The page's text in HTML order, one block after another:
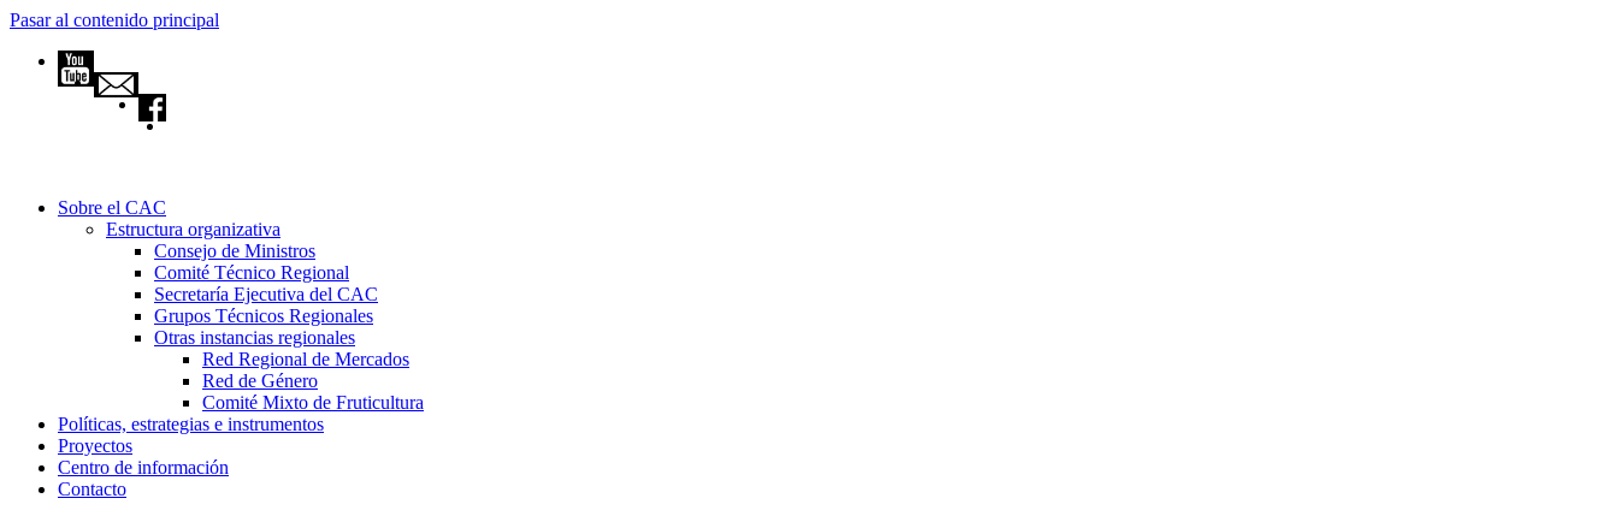
Pasar al contenido principal
Sobre el CAC
Estructura organizativa
Consejo de Ministros
Comité Técnico Regional
Secretaría Ejecutiva del CAC
Grupos Técnicos Regionales
Otras instancias regionales
Red Regional de Mercados
Red de Género
Comité Mixto de Fruticultura
Políticas, estrategias e instrumentos
Proyectos
Centro de información
Contacto